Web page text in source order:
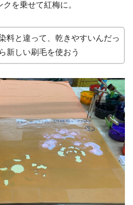
を乗せて紅梅に。
料と違って、乾きやすいんだっ
新しい刷毛を使おう